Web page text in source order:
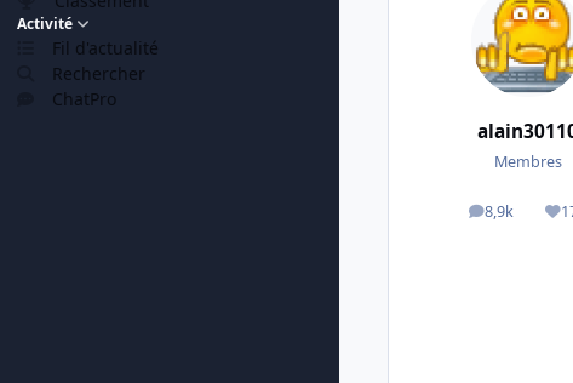
Activité
Fil d'actualité
Rechercher
ChatPro
Membres
8,9k
messages